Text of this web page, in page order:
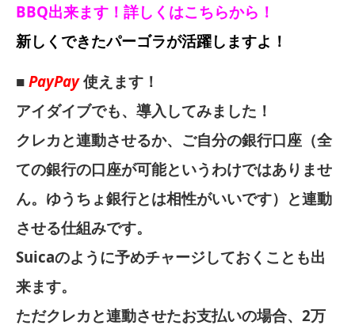
BBQ出来ます！詳しくはこちらから！
新しくできたパーゴラが活躍しますよ！
■ PayPay使えます！
アイダイブでも、導入してみました！
クレカと連動させるか、ご自分の銀行口座（全
ての銀行の口座が可能というわけではありませ
ん。ゆうちょ銀行とは相性がいいです）と連動
させる仕組みです。
Suicaのように予めチャージしておくことも出
来ます。
ただクレカと連動させたお支払いの場合、2万